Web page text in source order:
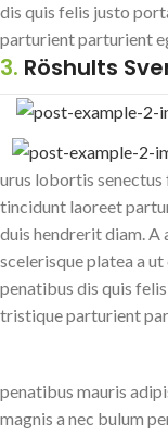
dis quis felis justo
parturient parturient
3. Röshults
urus lobortis
tincidunt laoreet
duis hendrerit diam. A
scelerisque platea a
penatibus dis quis
tristique parturient
penatibus mauris
magnis a nec bulum